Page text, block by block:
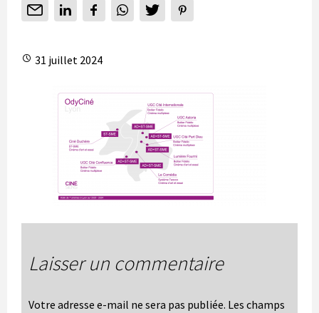
31 juillet 2024
Laisser un commentaire
Votre adresse e-mail ne sera pas publiée. Les champs